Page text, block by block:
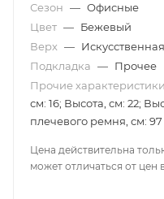
Сезон — Офисные
Цвет — Бежевый
Верх —
Подкладка — Прочее
Прочие характеристики
см: 16; Высота, см: 22;
плечевого ремня, см: 97
Цена действительна
может отличаться от цен